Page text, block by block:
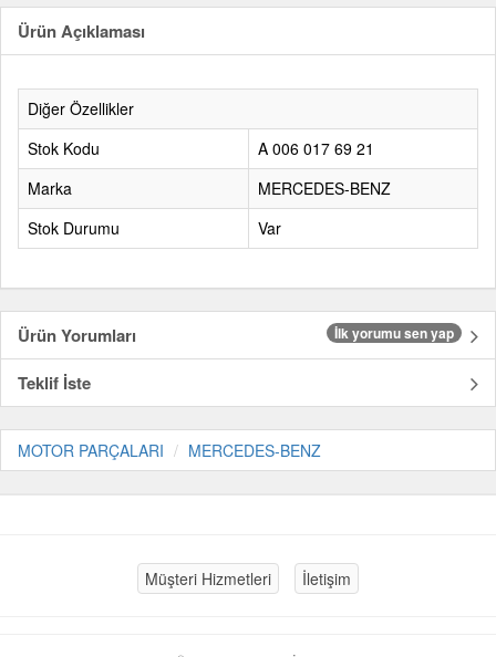
Ürün Açıklaması
Diğer Özellikler
Stok Kodu
A 006 017 69 21
Marka
MERCEDES-BENZ
Stok Durumu
Var
Ürün Yorumları İlk yorumu sen yap
Teklif İste
MOTOR PARÇALARI MERCEDES-BENZ
Müşteri Hizmetleri İletişim